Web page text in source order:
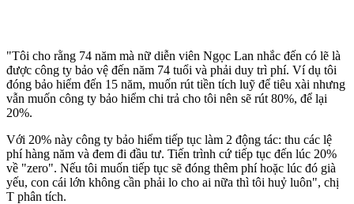
"Tôi cho rằng 74 năm mà nữ diễn viên Ngọc Lan nhắc đến có lẽ là
được công ty bảo vệ đến năm 74 tuổi và phải duy trì phí. Ví dụ tôi
đóng bảo hiểm đến 15 năm, muốn rút tiền tích luỹ để tiêu xài nhưng
vẫn muốn công ty bảo hiểm chi trả cho tôi nên sẽ rút 80%, để lại
20%.
Với 20% này công ty bảo hiểm tiếp tục làm 2 động tác: thu các lệ
phí hàng năm và đem đi đầu tư. Tiến trình cứ tiếp tục đến lúc 20%
về "zero". Nếu tôi muốn tiếp tục sẽ đóng thêm phí hoặc lúc đó già
yếu, con cái lớn không cần phải lo cho ai nữa thì tôi huỷ luôn", chị
T phân tích.